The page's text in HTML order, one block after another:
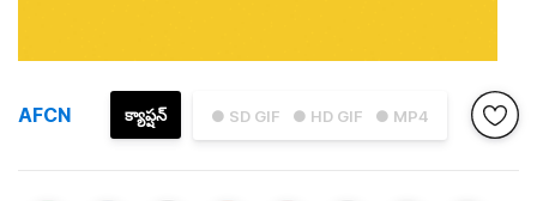
● SD GIF ● HD GIF ● MP4
క్యాప్షన్
AFCN